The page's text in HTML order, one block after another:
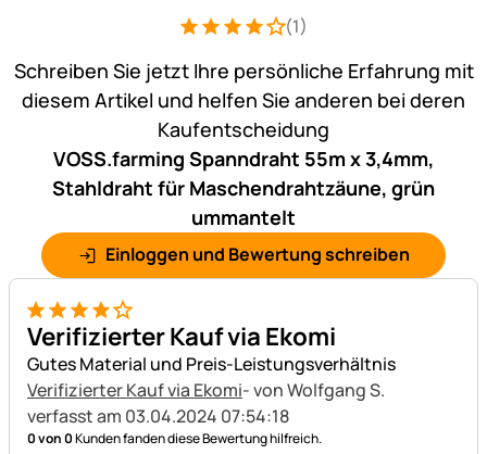
Bewertung: 4 von 5 (1 Bewertungen)
1 Bewertung(1)
Schreiben Sie jetzt Ihre persönliche Erfahrung mit
diesem Artikel und helfen Sie anderen bei deren
Kaufentscheidung
VOSS.farming Spanndraht 55m x 3,4mm,
Stahldraht für Maschendrahtzäune, grün
ummantelt
Einloggen und Bewertung schreiben
4 von 5
Verifizierter Kauf via Ekomi
Gutes Material und Preis-Leistungsverhältnis
Verifizierter Kauf via Ekomi- von Wolfgang S.
verfasst am 03.04.2024 07:54:18
0 von 0Kunden fanden diese Bewertung hilfreich.